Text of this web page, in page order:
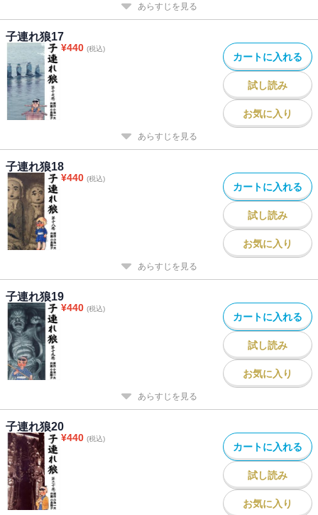
あらすじを見る
子連れ狼17
¥440 (税込)
カートに入れる
試し読み
お気に入り
あらすじを見る
子連れ狼18
¥440 (税込)
カートに入れる
試し読み
お気に入り
あらすじを見る
子連れ狼19
¥440 (税込)
カートに入れる
試し読み
お気に入り
あらすじを見る
子連れ狼20
¥440 (税込)
カートに入れる
試し読み
お気に入り